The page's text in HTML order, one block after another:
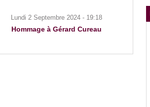
Lundi 2 Septembre 2024 - 19:18
Hommage à Gérard Cureau